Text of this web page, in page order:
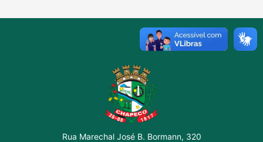
Rua Marechal José B. Bormann, 320